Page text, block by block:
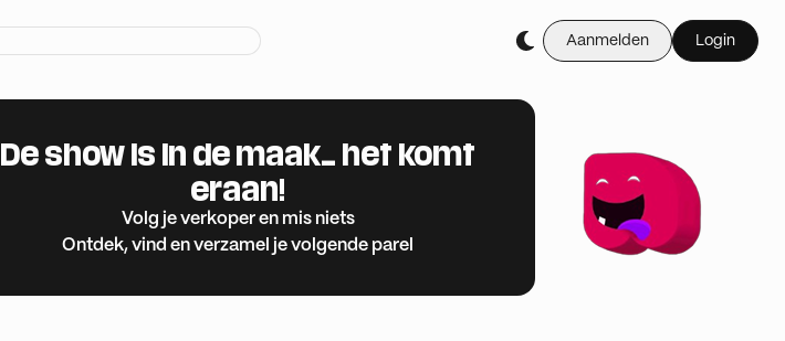
Aanmelden Login
De show is in de maak… het komt
eraan!
Volg je verkoper en mis niets
Ontdek, vind en verzamel je volgende parel